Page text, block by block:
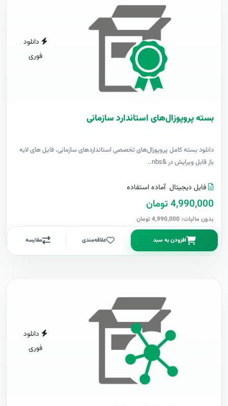
دانلود
فوری
بسته پروپوزال‌های استاندارد سازمانی
دانلود بسته کامل پروپوزال‌های تخصصی استانداردهای سازمانی، فایل های لایه
باز قابل ویرایش در &nbs..
فایل دیجیتال آماده استفاده
4,990,000 تومان
بدون مالیات: 4,990,000 تومان
افزودن به سبد علاقه‌مندی مقایسه
دانلود
فوری